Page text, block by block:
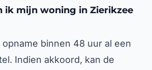
ik mijn woning in Zierikzee
opname binnen 48 uur al een
Indien akkoord, kan de